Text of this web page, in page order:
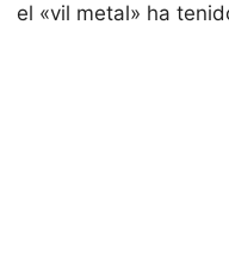
el «vil metal» ha